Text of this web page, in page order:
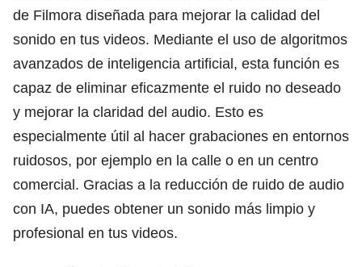
de Filmora diseñada para mejorar la calidad del
sonido en tus videos. Mediante el uso de algoritmos
avanzados de inteligencia artificial, esta función es
capaz de eliminar eficazmente el ruido no deseado
y mejorar la claridad del audio. Esto es
especialmente útil al hacer grabaciones en entornos
ruidosos, por ejemplo en la calle o en un centro
comercial. Gracias a la reducción de ruido de audio
con IA, puedes obtener un sonido más limpio y
profesional en tus videos.